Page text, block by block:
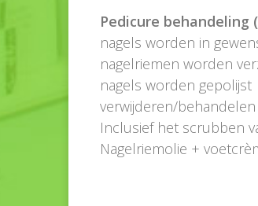
Pedicure behandeling
nagels worden in
nagelriemen worden
nagels worden gepolijst
verwijderen/
Inclusief het scrubben
Nagelriemolie +